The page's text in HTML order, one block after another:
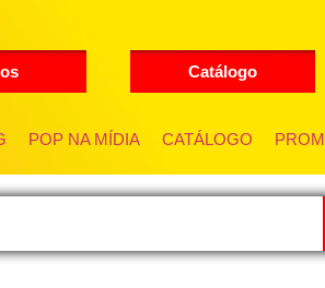
Catálogo
POP NA MÍDIA CATÁLOGO